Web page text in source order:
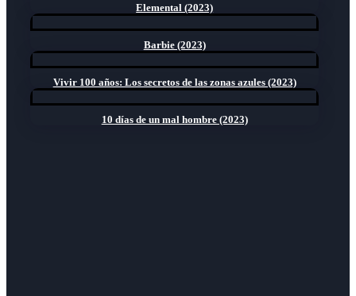
Elemental (2023)
Barbie (2023)
Vivir 100 años: Los secretos de las zonas azules (2023)
10 días de un mal hombre (2023)